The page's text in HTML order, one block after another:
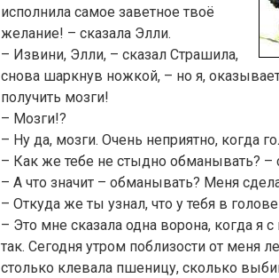
исполнила самое заветное твоё
желание! – сказала Элли.
– Извини, Элли, – сказал Страшила,
снова шаркнув ножкой, – но я,
получить мозги!
– Мозги!?
– Ну да, мозги. Очень неприятно, когда
– Как же тебе не стыдно обманывать? –
– А что значит – обманывать? Меня
– Откуда же ты узнал, что у тебя в
– Это мне сказала одна ворона, когда я
так. Сегодня утром поблизости от меня
столько клевала пшеницу, сколько